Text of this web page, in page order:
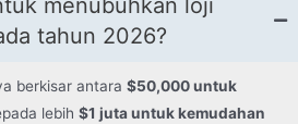
menubuhkan loji
tahun 2026?
berkisar antara $50,000 untuk
lebih $1 juta untuk kemudahan